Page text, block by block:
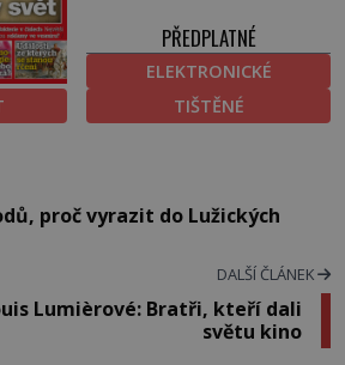
PŘEDPLATNÉ
ELEKTRONICKÉ
TIŠTĚNÉ
proč vyrazit do Lužických
DALŠÍ ČLÁNEK
Lumièrové: Bratři, kteří dali
světu kino